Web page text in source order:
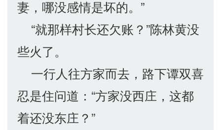
妻，哪没感情是坏的。”
“就那样村长还欠账？”陈林黄没
些火了。
一行人往方家而去，路下谭双喜
忍是住问道：“方家没西庄，这都
着还没东庄？”